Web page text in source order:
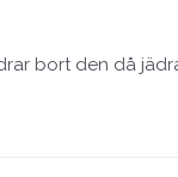
bort den då